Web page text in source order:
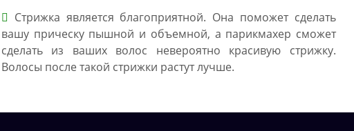
Стрижка является благоприятной. Она поможет сделать
вашу прическу пышной и объемной, а парикмахер сможет
сделать из ваших волос невероятно красивую стрижку.
Волосы после такой стрижки растут лучше.